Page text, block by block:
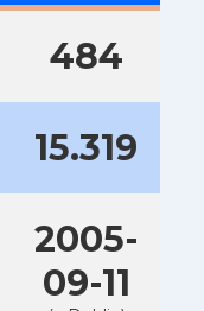
484
15.319
2005-
09-11